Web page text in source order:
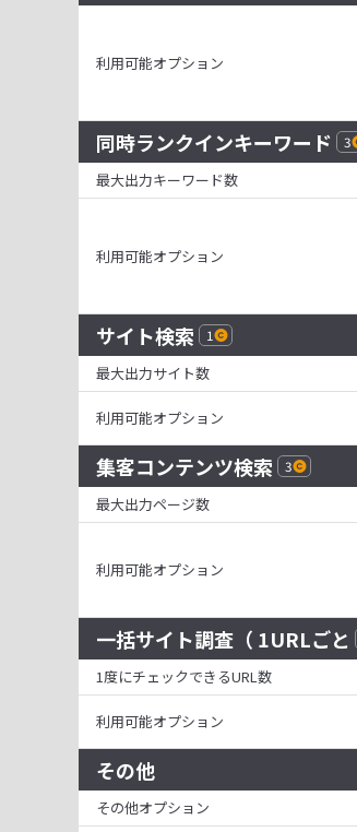
利用可能オプション
同時ランクインキーワード 3
最大出力キーワード数
利用可能オプション
サイト検索 1
最大出力サイト数
利用可能オプション
集客コンテンツ検索 3
最大出力ページ数
利用可能オプション
一括サイト調査 （ 1URLごと
1度にチェックできるURL数
利用可能オプション
その他
その他オプション